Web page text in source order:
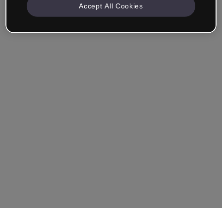
Azienda e Professionisti
un altro settore.
Accept All Cookies